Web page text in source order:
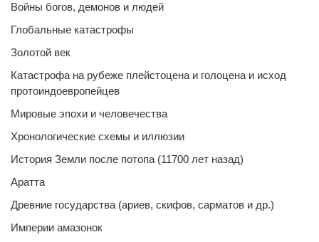
Войны богов, демонов и людей
Глобальные катастрофы
Золотой век
Катастрофа на рубеже плейстоцена и голоцена и исход
протоиндоевропейцев
Мировые эпохи и человечества
Хронологические схемы и иллюзии
История Земли после потопа (11700 лет назад)
Аратта
Древние государства (ариев, скифов, сарматов и др.)
Империи амазонок